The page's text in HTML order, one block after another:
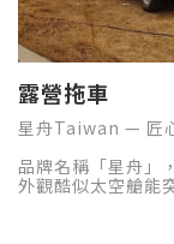
露營拖車
星舟Taiwan — 匠
品牌名稱「星舟」
外觀酷似太空艙能
信念。目前產品